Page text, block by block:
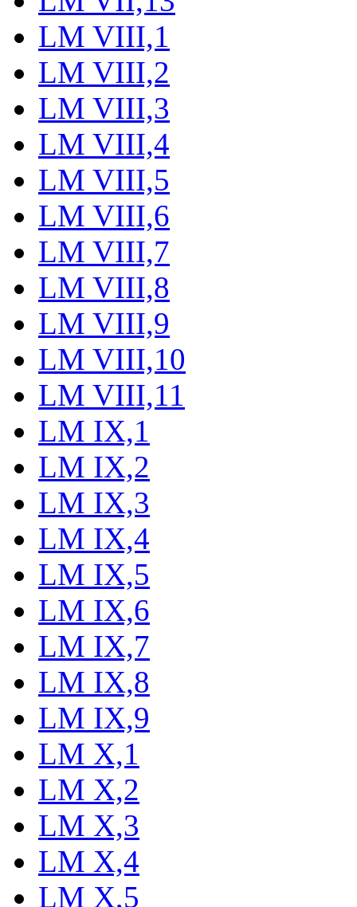
LM VIII,1
LM VIII,2
LM VIII,3
LM VIII,4
LM VIII,5
LM VIII,6
LM VIII,7
LM VIII,8
LM VIII,9
LM VIII,10
LM VIII,11
LM IX,1
LM IX,2
LM IX,3
LM IX,4
LM IX,5
LM IX,6
LM IX,7
LM IX,8
LM IX,9
LM X,1
LM X,2
LM X,3
LM X,4
LM X,5